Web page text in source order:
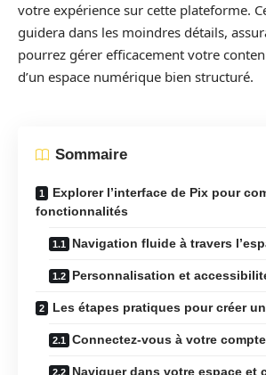
votre expérience sur cette plateforme.
guidera dans les moindres détails,
pourrez gérer efficacement votre
d’un espace numérique bien structuré.
Sommaire
Explorer l’interface de Pix pour
fonctionnalités
Navigation fluide à travers
Personnalisation et
Les étapes pratiques pour créer
Connectez-vous à votre
Naviguer dans votre espace et